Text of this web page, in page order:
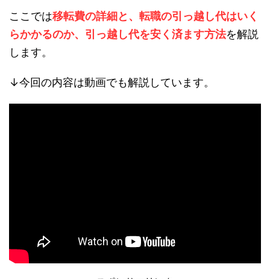
ここでは移転費の詳細と、転職の引っ越し代はいく
らかかるのか、引っ越し代を安く済ます方法を解説
します。
↓今回の内容は動画でも解説しています。